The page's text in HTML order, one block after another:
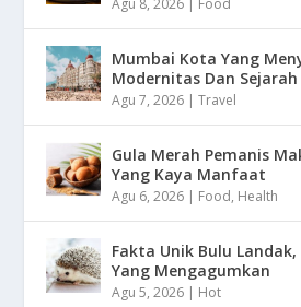
Agu 8, 2026 | Food
Mumbai Kota Yang
Modernitas Dan Sejarah
Agu 7, 2026 |Travel
Gula Merah Pemanis
Yang Kaya Manfaat
Agu 6, 2026 | Food, Health
Fakta Unik Bulu
Yang Mengagumkan
Agu 5, 2026 | Hot